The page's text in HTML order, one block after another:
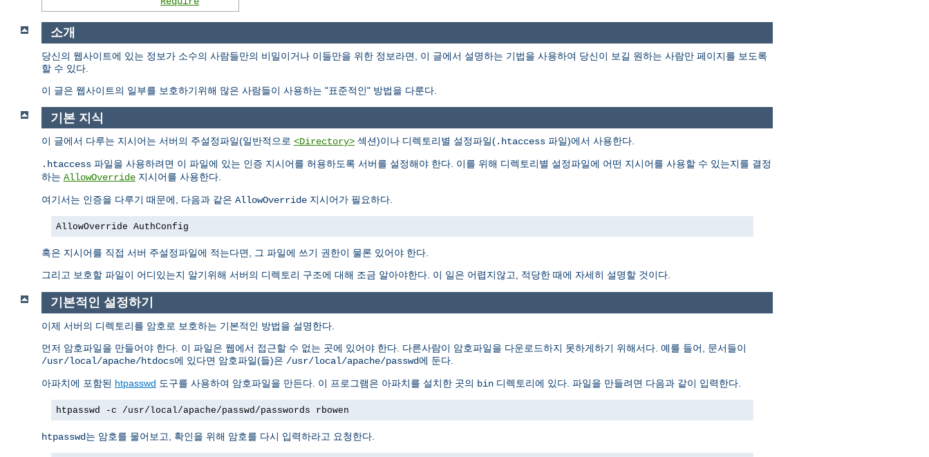
소개
당신의 웹사이트에 있는 정보가 소수의 사람들만의 비밀이거나 이들만을 위한 정보라면, 이 글에서 설명하는 기법을 사용하여 당신이 보길 원하는 사람만 페이지를 보도록
할 수 있다.
이 글은 웹사이트의 일부를 보호하기위해 많은 사람들이 사용하는 "표준적인" 방법을 다룬다.
기본 지식
이 글에서 다루는 지시어는 서버의 주설정파일(일반적으로 <Directory> 섹션)이나 디렉토리별 설정파일(.htaccess 파일)에서 사용한다.
.htaccess 파일을 사용하려면 이 파일에 있는 인증 지시어를 허용하도록 서버를 설정해야 한다. 이를 위해 디렉토리별 설정파일에 어떤 지시어를 사용할 수 있는지를 결정
하는 AllowOverride 지시어를 사용한다.
여기서는 인증을 다루기 때문에, 다음과 같은 AllowOverride 지시어가 필요하다.
AllowOverride AuthConfig
혹은 지시어를 직접 서버 주설정파일에 적는다면, 그 파일에 쓰기 권한이 물론 있어야 한다.
그리고 보호할 파일이 어디있는지 알기위해 서버의 디렉토리 구조에 대해 조금 알아야한다. 이 일은 어렵지않고, 적당한 때에 자세히 설명할 것이다.
기본적인 설정하기
이제 서버의 디렉토리를 암호로 보호하는 기본적인 방법을 설명한다.
먼저 암호파일을 만들어야 한다. 이 파일은 웹에서 접근할 수 없는 곳에 있어야 한다. 다른사람이 암호파일을 다운로드하지 못하게하기 위해서다. 예를 들어, 문서들이
/usr/local/apache/htdocs에 있다면 암호파일(들)은 /usr/local/apache/passwd에 둔다.
아파치에 포함된 htpasswd 도구를 사용하여 암호파일을 만든다. 이 프로그램은 아파치를 설치한 곳의 bin 디렉토리에 있다. 파일을 만들려면 다음과 같이 입력한다.
htpasswd -c /usr/local/apache/passwd/passwords rbowen
htpasswd는 암호를 물어보고, 확인을 위해 암호를 다시 입력하라고 요청한다.